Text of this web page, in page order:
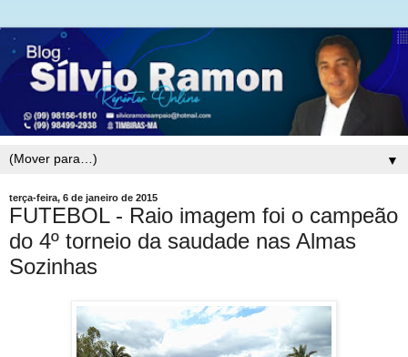
▼
terça-feira, 6 de janeiro de 2015
FUTEBOL - Raio imagem foi o campeão
do 4º torneio da saudade nas Almas
Sozinhas